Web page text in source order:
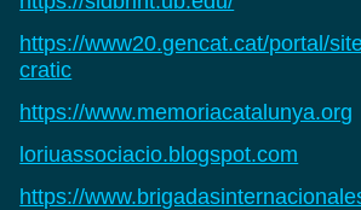
https://www20.gencat.cat/portal/
cratic
https://www.memoriacatalunya.org
loriuassociacio.blogspot.com
https://